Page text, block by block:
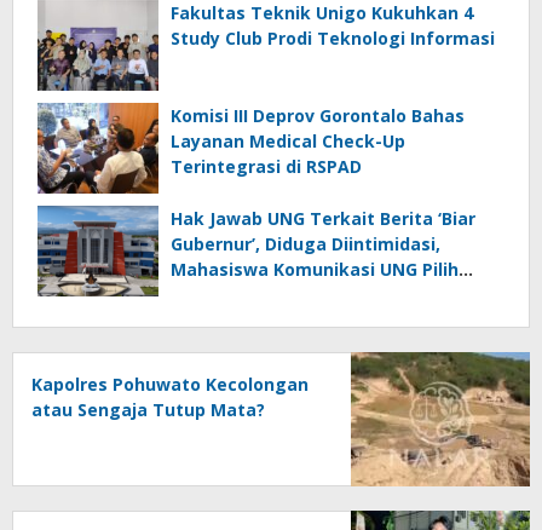
Fakultas Teknik Unigo Kukuhkan 4
Study Club Prodi Teknologi Informasi
Komisi III Deprov Gorontalo Bahas
Layanan Medical Check-Up
Terintegrasi di RSPAD
Hak Jawab UNG Terkait Berita ‘Biar
Gubernur’, Diduga Diintimidasi,
Mahasiswa Komunikasi UNG Pilih
Kapolres Pohuwato Kecolongan
atau Sengaja Tutup Mata?